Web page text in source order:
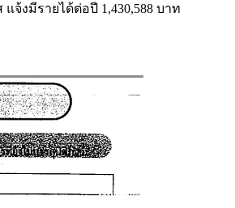
จ้งมีรายได้ต่อปี 1,430,588 บาท